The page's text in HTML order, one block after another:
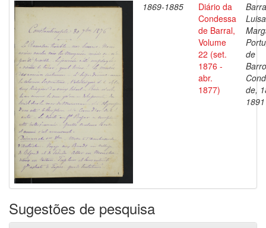
1869-1885
Diário da
Condessa
de Barral,
Volume
22 (set.
1876 -
abr.
1877)
Luisa
de
de,
1891
Sugestões de pesquisa